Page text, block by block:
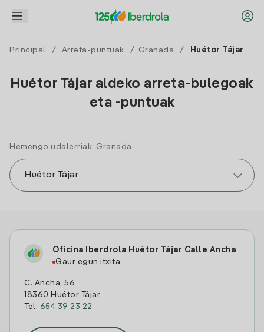
Principal / Arreta-puntuak / Granada / Huétor Tájar
Huétor Tájar aldeko arreta-bulegoak
eta -puntuak
Hemengo udalerriak: Granada
Oficina Iberdrola Huétor Tájar Calle Ancha
Gaur egun itxita
C. Ancha, 56
18360 Huétor Tájar
Tel: 654 39 23 22